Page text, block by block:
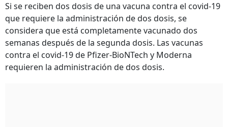
Si se reciben dos dosis de una vacuna contra el covid-19
que requiere la administración de dos dosis, se
considera que está completamente vacunado dos
semanas después de la segunda dosis. Las vacunas
contra el covid-19 de Pfizer-BioNTech y Moderna
requieren la administración de dos dosis.